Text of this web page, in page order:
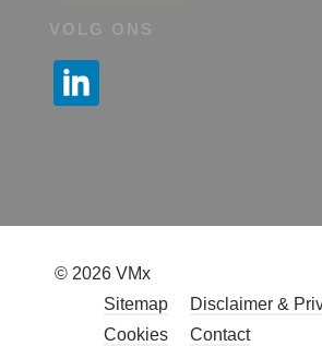
VOLG ONS
© 2026 VMx
Sitemap
Disclaimer &
Cookies
Contact